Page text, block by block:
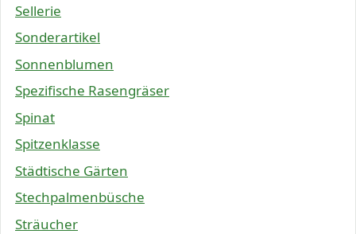
Sellerie
Sonderartikel
Sonnenblumen
Spezifische Rasengräser
Spinat
Spitzenklasse
Städtische Gärten
Stechpalmenbüsche
Sträucher